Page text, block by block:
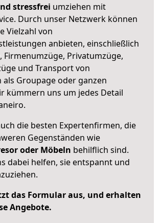
stressfrei umziehen mit
Durch unser Netzwerk können
Vielzahl von
anbieten, einschließlich
Firmenumzüge, Privatumzüge,
und Transport von
als Groupage oder ganzen
kümmern uns um jedes Detail
die besten Expertenfirmen, die
Gegenständen wie
oder Möbeln behilflich sind.
dabei helfen, sie entspannt und
das Formular aus, und erhalten
Angebote.